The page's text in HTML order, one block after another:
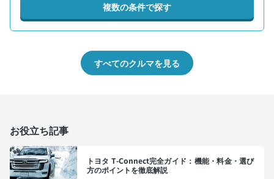
複数の条件で探す
すべてのクルマを見る
お役立ち記事
トヨタ T-Connect完全ガイド：機能・料金・選び
方のポイントを徹底解説